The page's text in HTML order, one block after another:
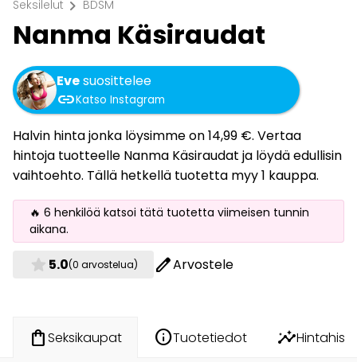
Seksilelut chevron_right BDSM
Nanma Käsiraudat
Evesuosittelee
linkKatso Instagram
Halvin hinta jonka löysimme on 14,99 €. Vertaa
hintoja tuotteelle Nanma Käsiraudat ja löydä edullisin
vaihtoehto. Tällä hetkellä tuotetta myy 1 kauppa.
🔥 6 henkilöä katsoi tätä tuotetta viimeisen tunnin
aikana.
star 5.0(0 arvostelua) editArvostele
shopping_bagSeksikaupat infoTuotetiedot insights